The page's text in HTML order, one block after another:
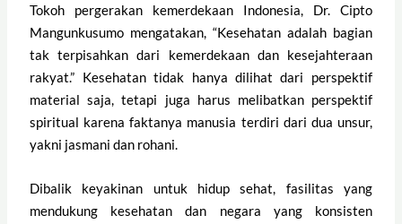
Tokoh pergerakan kemerdekaan Indonesia, Dr. Cipto
Mangunkusumo mengatakan, “Kesehatan adalah bagian
tak terpisahkan dari kemerdekaan dan kesejahteraan
rakyat.” Kesehatan tidak hanya dilihat dari perspektif
material saja, tetapi juga harus melibatkan perspektif
spiritual karena faktanya manusia terdiri dari dua unsur,
yakni jasmani dan rohani.
Dibalik keyakinan untuk hidup sehat, fasilitas yang
mendukung kesehatan dan negara yang konsisten